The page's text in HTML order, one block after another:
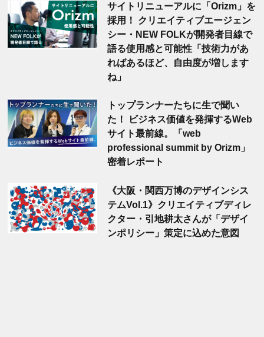
サイトリニューアルに「Orizm」を
採用！ クリエイティブエージェン
シー・NEW FOLKが開発者目線で
語る使用感と可能性「技術力があ
ればあるほど、自由度が増します
ね」
トップランナーたちに生で聞い
た！ ビジネス価値を発揮するWeb
サイト最前線。「web
professional summit by Orizm」
密着レポート
《大阪・関西万博のデザインシス
テムVol.1》クリエイティブディレ
クター・引地耕太さんが「デザイ
ンポリシー」策定に込めた意図